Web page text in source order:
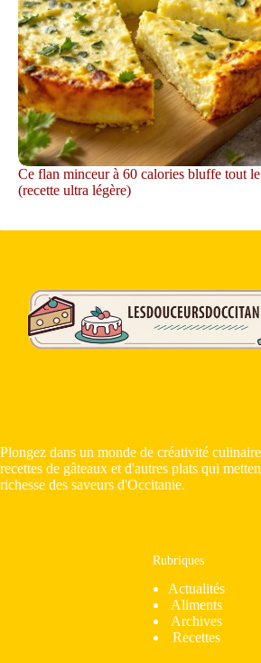
Ce flan minceur à 60 calories bluffe tout
(recette ultra légère)
Plongez dans un monde de créativité
recettes de gâteaux et d'autres plats qui
richesse des saveurs d'Occitanie.
Rubriques
Actualités
Aliments
Archives
Recettes